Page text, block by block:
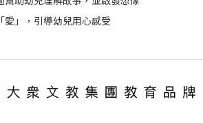
愛」，引導幼兒用心感受